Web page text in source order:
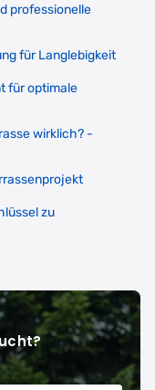
professionelle
für Langlebigkeit
für optimale
wirklich? -
zu